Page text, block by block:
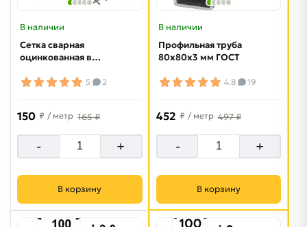
В наличии
Сетка сварная
оцинкованная в
мм 1.5х38 м
5 2
150 ₽ / метр 165 ₽
- +
В корзину
В наличии
Профильная труба
80х80х3 мм ГОСТ
4.8 19
452 ₽ / метр 497 ₽
- +
В корзину